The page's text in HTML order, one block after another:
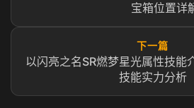
宝箱位置详
下一篇
以闪亮之名SR燃梦星光属性技能
技能实力分析